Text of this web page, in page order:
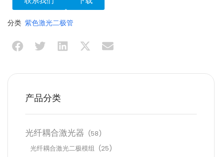
分类 紫色激光二极管
产品分类
光纤耦合激光器 (58)
光纤耦合激光二极模组 (25)